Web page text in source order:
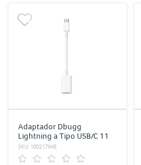
Adaptador Dbugg
Lightning a Tipo USB/C 11
cm Blanco
SKU: 100217645